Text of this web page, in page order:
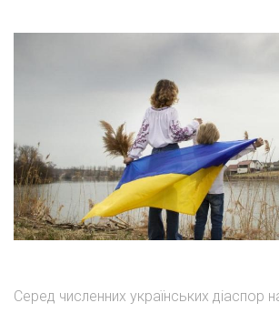
Серед численних українських